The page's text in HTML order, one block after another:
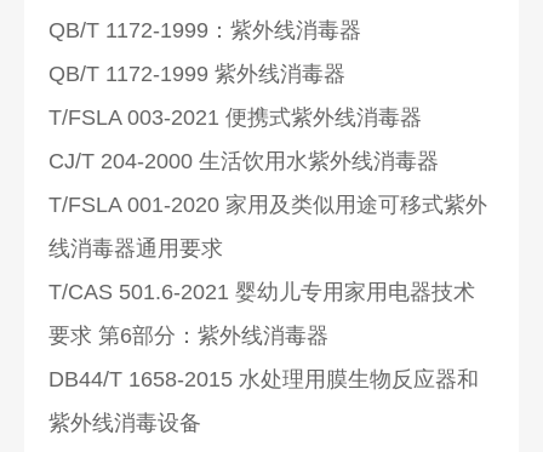
QB/T 1172-1999：紫外线消毒器
QB/T 1172-1999 紫外线消毒器
T/FSLA 003-2021 便携式紫外线消毒器
CJ/T 204-2000 生活饮用水紫外线消毒器
T/FSLA 001-2020 家用及类似用途可移式紫外
线消毒器通用要求
T/CAS 501.6-2021 婴幼儿专用家用电器技术
要求 第6部分：紫外线消毒器
DB44/T 1658-2015 水处理用膜生物反应器和
紫外线消毒设备